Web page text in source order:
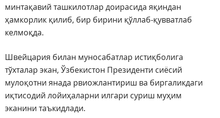
минтақавий ташкилотлар доирасида яқиндан
ҳамкорлик қилиб, бир бирини қўллаб-қувватлаб
келмоқда.
Швейцария билан муносабатлар истиқболига
тўхталар экан, Ўзбекистон Президенти сиёсий
мулоқотни янада рвиожлантириш ва биргаликдаги
иқтисодий лойиҳаларни илгари суриш муҳим
эканини таъкидлади.